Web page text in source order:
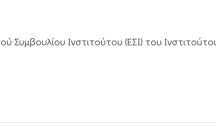
Συμβουλίου Ινστιτούτου (ΕΣΙ) του